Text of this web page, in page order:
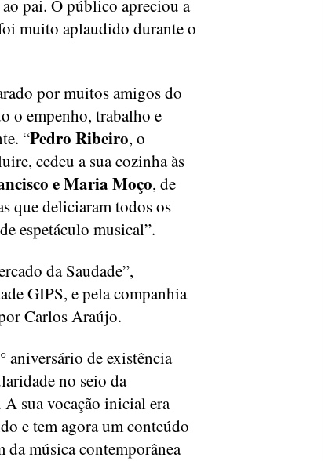
pai. O público apreciou a
muito aplaudido durante o
por muitos amigos do
o empenho, trabalho e
“Pedro Ribeiro, o
cedeu a sua cozinha às
e Maria Moço, de
que deliciaram todos os
espetáculo musical”.
da Saudade”,
GIPS, e pela companhia
Carlos Araújo.
aniversário de existência
no seio da
sua vocação inicial era
e tem agora um conteúdo
música contemporânea